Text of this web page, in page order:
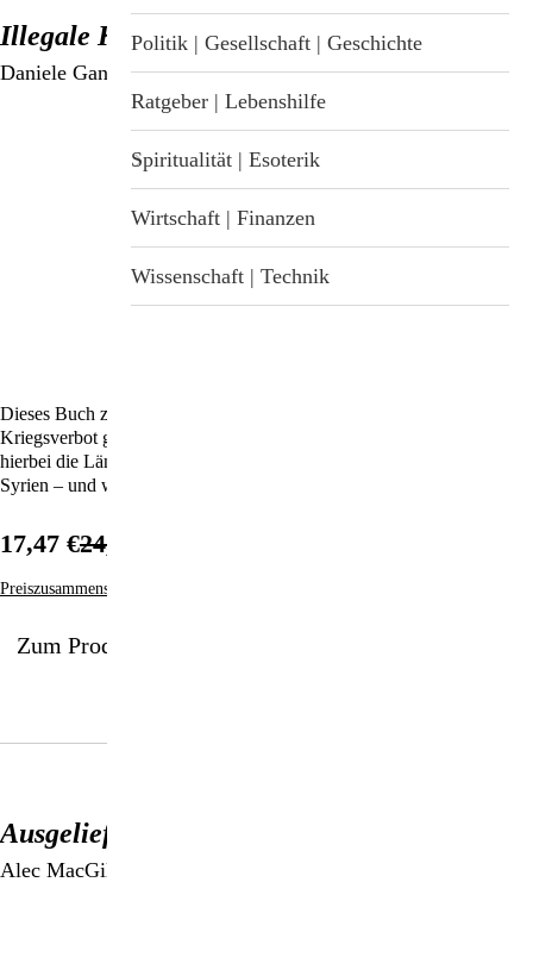
Illegale Kriege
%
Daniele Ganser
Dieses Buch zeigt, wie die Regeln der UNO und vor allem das
Kriegsverbot gezielt sabotiert werden und welch unrühmliche Rolle
hierbei die Länder der NATO spielen. Eine Chronik von Kuba bis
Syrien – und wegen der Ukraine hochaktuell!
Zum Produkt
24,95 €
17,47 €
Preiszusammensetzung
Ausgeliefert
Alec MacGillis
Stichwortverzeichnis
Geschenkideen
Immunsystemstärkung
St. Helia-Produkte
Spezial-Angebote
Politik | Gesellschaft | Geschichte
Ratgeber | Lebenshilfe
Spiritualität | Esoterik
Wirtschaft | Finanzen
Wissenschaft | Technik